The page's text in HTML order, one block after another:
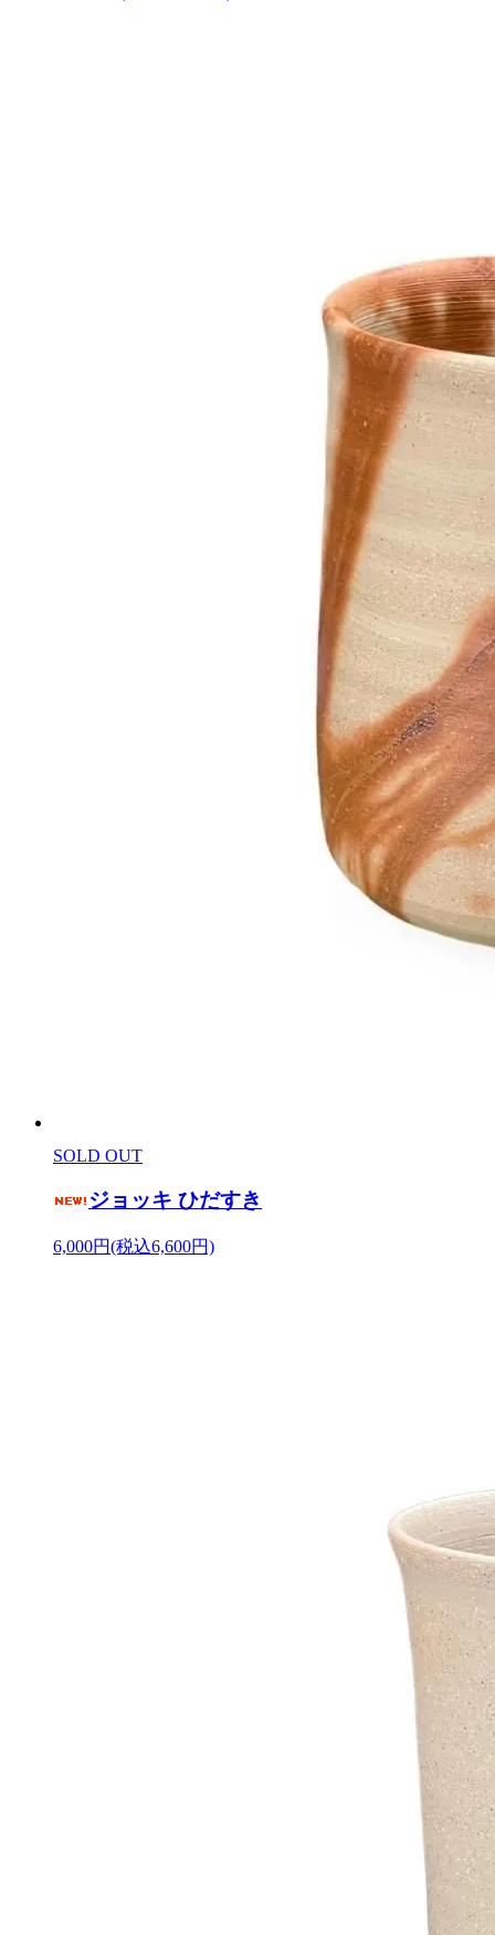
SOLD OUT
ジョッキ ひだすき
6,000円(税込6,600円)